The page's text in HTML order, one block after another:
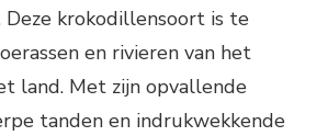
Deze krokodillensoort is te
en rivieren van het
land. Met zijn opvallende
tanden en indrukwekkende